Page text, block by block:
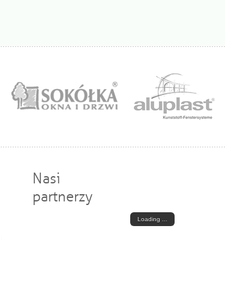
Nasi
partnerzy
Loading ...